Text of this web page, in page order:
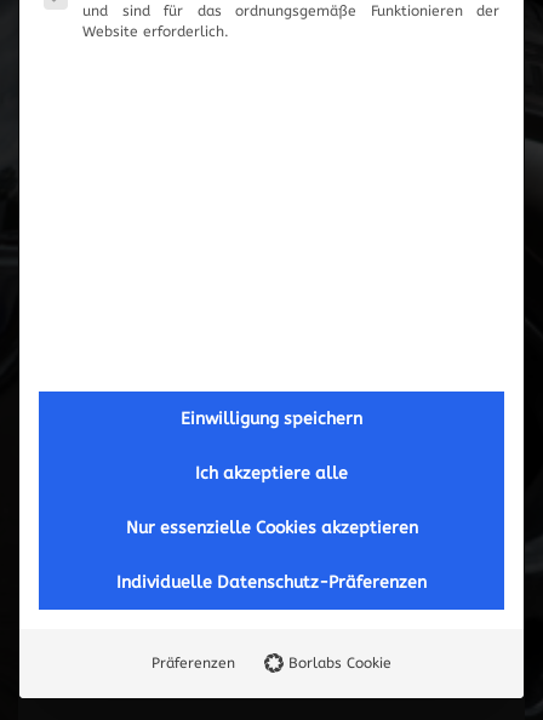
Es wurden keine Artikel vorgemerkt
und sind für das ordnungsgemäße Funktionieren der
Website erforderlich.
Einwilligung speichern
Ich akzeptiere alle
Nur essenzielle Cookies akzeptieren
Individuelle Datenschutz-Präferenzen
Präferenzen Borlabs Cookie